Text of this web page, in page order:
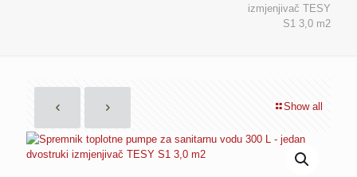
izmjenjivač TESY
S1 3,0 m2
Show all